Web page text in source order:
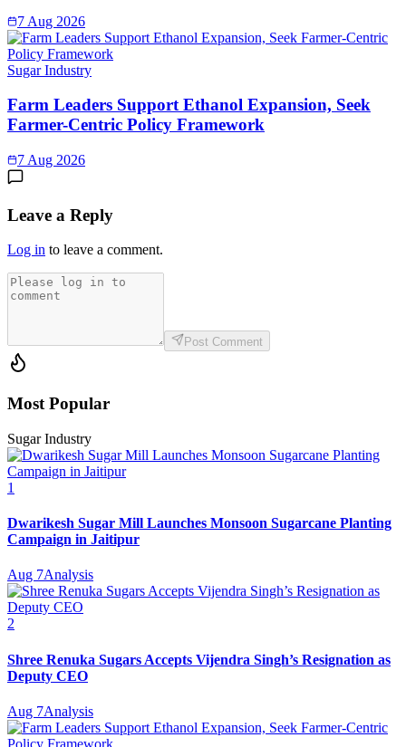
7 Aug 2026
Sugar Industry
Farm Leaders Support Ethanol Expansion, Seek
Farmer-Centric Policy Framework
7 Aug 2026
Leave a Reply
Log in to leave a comment.
Post Comment
Most Popular
Sugar Industry
1
Dwarikesh Sugar Mill Launches Monsoon Sugarcane Planting
Campaign in Jaitipur
Aug 7Analysis
2
Shree Renuka Sugars Accepts Vijendra Singh’s Resignation as
Deputy CEO
Aug 7Analysis